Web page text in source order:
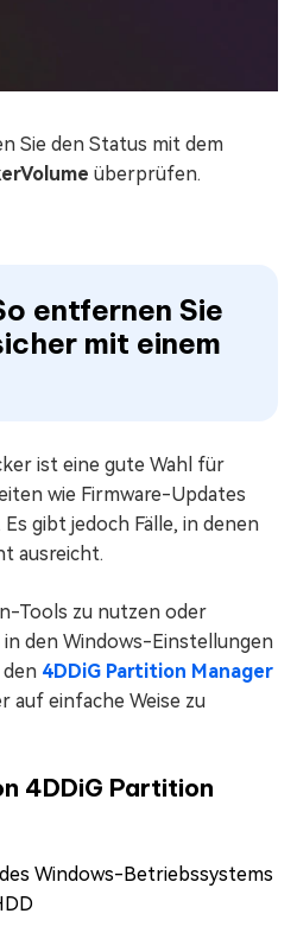
Sie den Status mit dem
überprüfen.
entfernen Sie
mit einem
ist eine gute Wahl für
wie Firmware-Updates
gibt jedoch Fälle, in denen
ausreicht.
Tools zu nutzen oder
den Windows-Einstellungen
4DDiG Partition Manager
auf einfache Weise zu
4DDiG Partition
Windows-Betriebssystems